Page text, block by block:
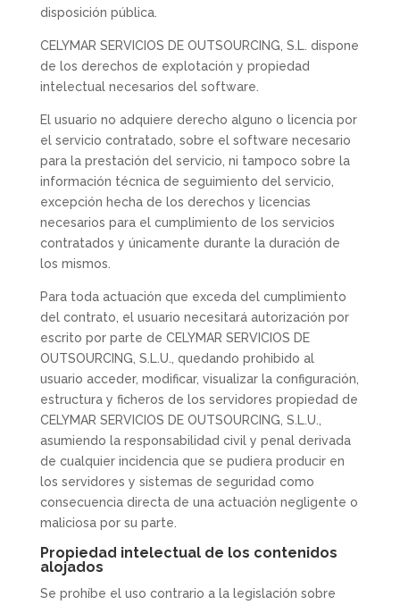
disposición pública.
CELYMAR SERVICIOS DE OUTSOURCING, S.L. dispone
de los derechos de explotación y propiedad
intelectual necesarios del software.
El usuario no adquiere derecho alguno o licencia por
el servicio contratado, sobre el software necesario
para la prestación del servicio, ni tampoco sobre la
información técnica de seguimiento del servicio,
excepción hecha de los derechos y licencias
necesarios para el cumplimiento de los servicios
contratados y únicamente durante la duración de
los mismos.
Para toda actuación que exceda del cumplimiento
del contrato, el usuario necesitará autorización por
escrito por parte de CELYMAR SERVICIOS DE
OUTSOURCING, S.L.U., quedando prohibido al
usuario acceder, modificar, visualizar la configuración,
estructura y ficheros de los servidores propiedad de
CELYMAR SERVICIOS DE OUTSOURCING, S.L.U.,
asumiendo la responsabilidad civil y penal derivada
de cualquier incidencia que se pudiera producir en
los servidores y sistemas de seguridad como
consecuencia directa de una actuación negligente o
maliciosa por su parte.
Propiedad intelectual de los contenidos
alojados
Se prohíbe el uso contrario a la legislación sobre